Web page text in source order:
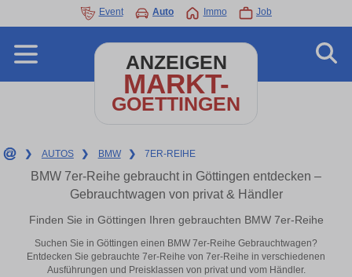
Event Auto Immo Job
ANZEIGEN
MARKT-
GOETTINGEN
❯ AUTOS ❯ BMW ❯ 7ER-REIHE
BMW 7er-Reihe gebraucht in Göttingen entdecken –
Gebrauchtwagen von privat & Händler
Finden Sie in Göttingen Ihren gebrauchten BMW 7er-Reihe
Suchen Sie in Göttingen einen BMW 7er-Reihe Gebrauchtwagen?
Entdecken Sie gebrauchte 7er-Reihe von 7er-Reihe in verschiedenen
Ausführungen und Preisklassen von privat und vom Händler.